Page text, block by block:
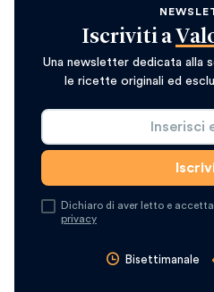
Iscriviti a
Una newsletter dedicata alla
le ricette originali ed
Dichiaro di aver letto e
privacy
Bisettimanale